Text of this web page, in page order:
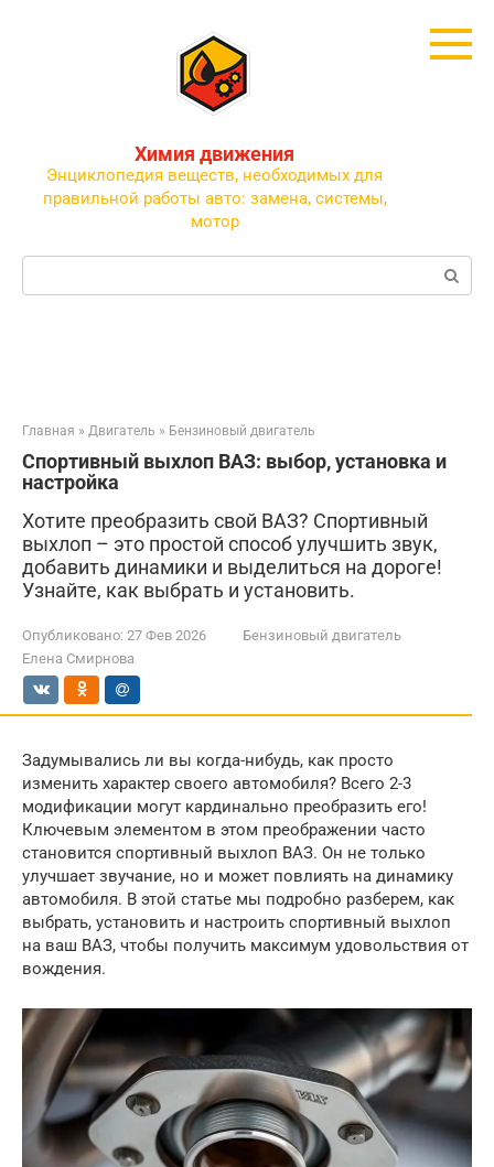
Химия движения
Энциклопедия веществ, необходимых для
правильной работы авто: замена, системы,
мотор
Поиск:
Главная » Двигатель » Бензиновый двигатель
Спортивный выхлоп ВАЗ: выбор, установка и
настройка
Хотите преобразить свой ВАЗ? Спортивный
выхлоп – это простой способ улучшить звук,
добавить динамики и выделиться на дороге!
Узнайте, как выбрать и установить.
Опубликовано: 27 Фев 2026
Бензиновый двигатель
Елена Смирнова
Задумывались ли вы когда-нибудь, как просто
изменить характер своего автомобиля? Всего 2-3
модификации могут кардинально преобразить его!
Ключевым элементом в этом преображении часто
становится спортивный выхлоп ВАЗ. Он не только
улучшает звучание, но и может повлиять на динамику
автомобиля. В этой статье мы подробно разберем, как
выбрать, установить и настроить спортивный выхлоп
на ваш ВАЗ, чтобы получить максимум удовольствия от
вождения.